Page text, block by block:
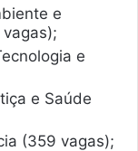
e
e
e Saúde
(359 vagas);